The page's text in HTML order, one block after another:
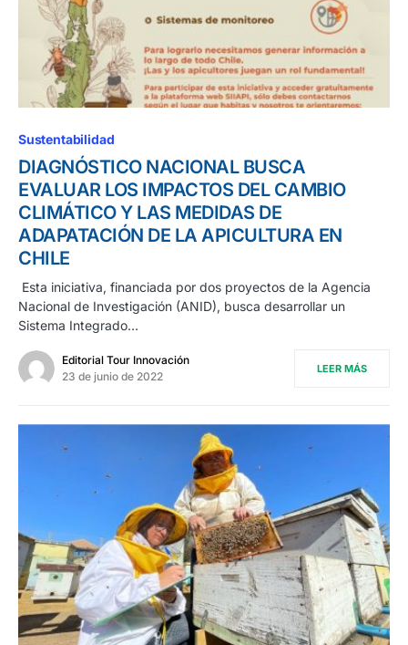
Sustentabilidad
DIAGNÓSTICO NACIONAL BUSCA
EVALUAR LOS IMPACTOS DEL CAMBIO
CLIMÁTICO Y LAS MEDIDAS DE
ADAPATACIÓN DE LA APICULTURA EN
CHILE
Esta iniciativa, financiada por dos proyectos de la Agencia
Nacional de Investigación (ANID), busca desarrollar un
Sistema Integrado…
Editorial Tour Innovación
23 de junio de 2022
LEER MÁS